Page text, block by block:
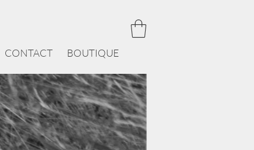
CONTACT BOUTIQUE